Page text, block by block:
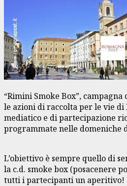
“Rimini Smoke Box”,
le azioni di raccolta per le vie
mediatico e di partecipazione
programmate nelle domeniche
L’obiettivo è sempre quello di
la c.d. smoke box (posacenere
tutti i partecipanti un aperitivo!